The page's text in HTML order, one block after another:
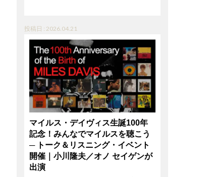
投稿日 : 2026.04.21
マイルス・デイヴィス生誕100年
記念！みんなでマイルスを聴こう
─ トーク＆リスニング・イベント
開催｜小川隆夫／オノ セイゲンが
出演